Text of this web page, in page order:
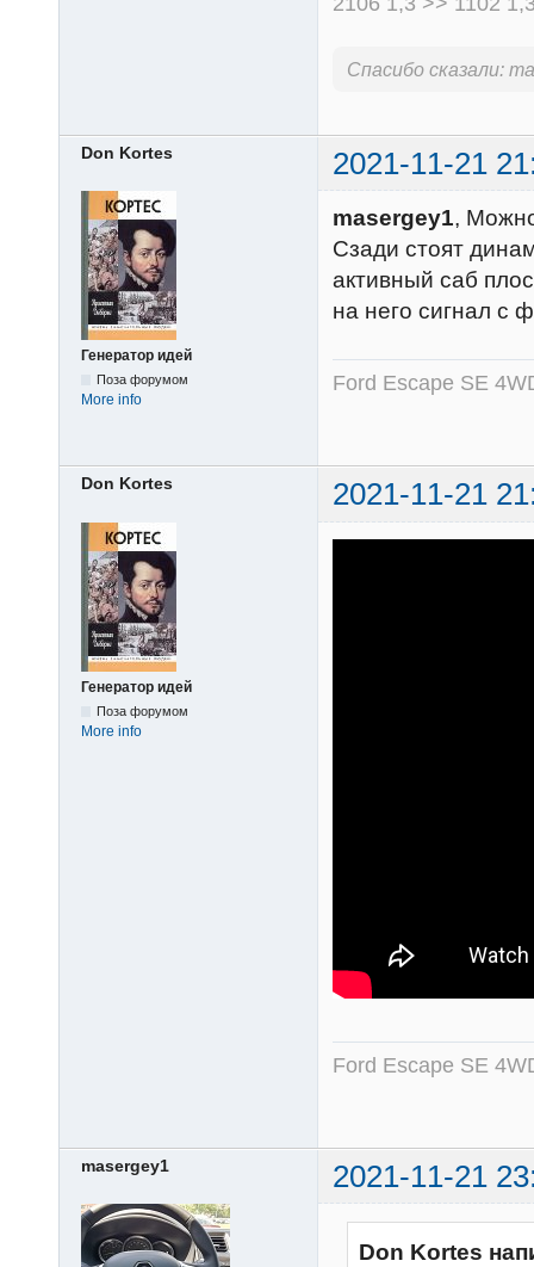
Спасибо сказали:
Don Kortes 2021-11-21
Генератор идей
Поза форумом
More info
masergey1,
Сзади стоят
активный саб
на него сигнал с
Ford Escape SE
Don Kortes 2021-11-21
Генератор идей
Поза форумом
More info
Ford Escape SE
masergey1 2021-11-21
Don Kortes